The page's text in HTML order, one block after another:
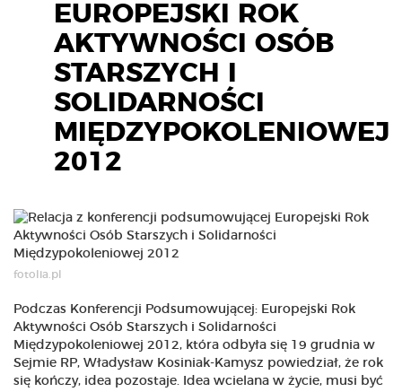
EUROPEJSKI ROK
AKTYWNOŚCI OSÓB
STARSZYCH I
SOLIDARNOŚCI
MIĘDZYPOKOLENIOWEJ
2012
fotolia.pl
Podczas Konferencji Podsumowującej: Europejski Rok
Aktywności Osób Starszych i Solidarności
Międzypokoleniowej 2012, która odbyła się 19 grudnia w
Sejmie RP, Władysław Kosiniak-Kamysz powiedział, że rok
się kończy, idea pozostaje. Idea wcielana w życie, musi być